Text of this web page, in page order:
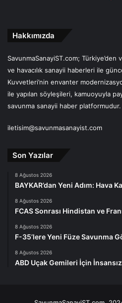
Hakkımızda
SavunmaSanayiST.com;
ve havacılık sanayii haberleri ile
Kuvvetleri’nin envanter
ile yapılan söyleşileri, kamuoyuyla
savunma sanayii haber platformudur.
iletisim@savunmasanayist.com
Son Yazılar
8 Ağustos 2026
BAYKAR’dan Yeni Adım: Hava
8 Ağustos 2026
FCAS Sonrası Hindistan ve
8 Ağustos 2026
F-35’lere Yeni Füze Savunma
8 Ağustos 2026
ABD Uçak Gemileri İçin